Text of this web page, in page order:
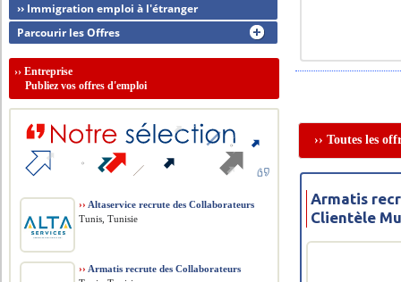
›› Toutes les
Armatis
Clientèle
›› Immigration emploi à l'étranger
Parcourir les Offres
››Entreprise
Publiez vos offres d'emploi
›› Altaservice recrute des Collaborateurs
Tunis, Tunisie
›› Armatis recrute des Collaborateurs